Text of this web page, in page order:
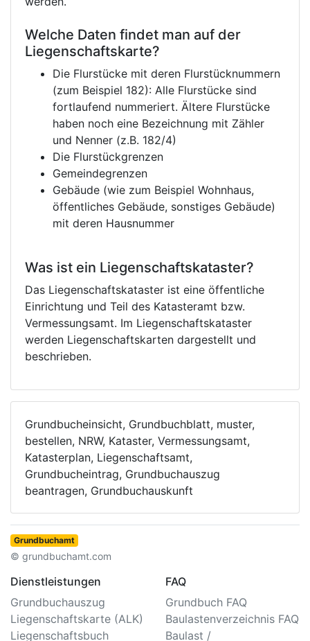
Welche Daten findet man auf der
Liegenschaftskarte?
Die Flurstücke mit deren Flurstücknummern
(zum Beispiel 182): Alle Flurstücke sind
fortlaufend nummeriert. Ältere Flurstücke
haben noch eine Bezeichnung mit Zähler
und Nenner (z.B. 182/4)
Die Flurstückgrenzen
Gemeindegrenzen
Gebäude (wie zum Beispiel Wohnhaus,
öffentliches Gebäude, sonstiges Gebäude)
mit deren Hausnummer
Was ist ein Liegenschaftskataster?
Das Liegenschaftskataster ist eine öffentliche
Einrichtung und Teil des Katasteramt bzw.
Vermessungsamt. Im Liegenschaftskataster
werden Liegenschaftskarten dargestellt und
beschrieben.
Grundbucheinsicht, Grundbuchblatt, muster,
bestellen, NRW, Kataster, Vermessungsamt,
Katasterplan, Liegenschaftsamt,
Grundbucheintrag, Grundbuchauszug
beantragen, Grundbuchauskunft
Grundbuchamt
© grundbuchamt.com
Dienstleistungen
Grundbuchauszug
Liegenschaftskarte (ALK)
Liegenschaftsbuch
FAQ
Grundbuch FAQ
Baulastenverzeichnis FAQ
Baulast /